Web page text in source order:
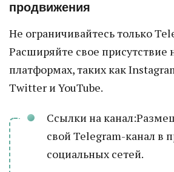
продвижения
Не ограничивайтесь только
Расширяйте свое присутствие
платформах, таких как
Twitter и YouTube.
Ссылки на
свой Telegram-канал в
социальных сетей.